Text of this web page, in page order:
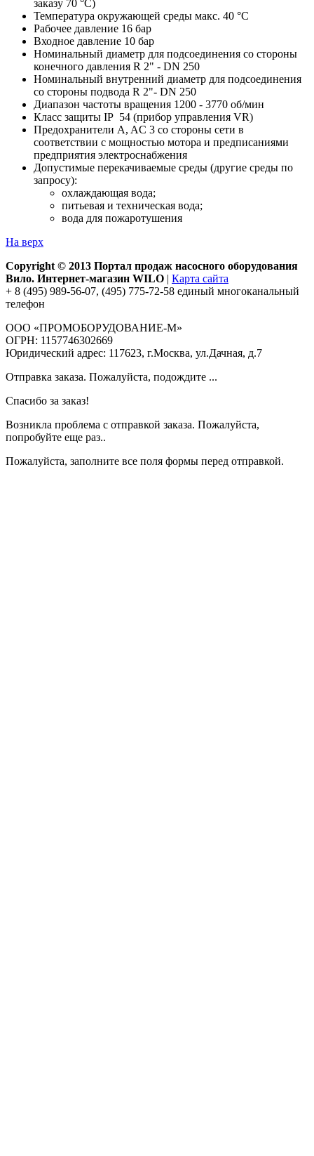
заказу 70 °C)
Температура окружающей среды макс. 40 °C
Рабочее давление 16 бар
Входное давление 10 бар
Номинальный диаметр для подсоединения со стороны
конечного давления R 2" - DN 250
Номинальный внутренний диаметр для подсоединения
со стороны подвода R 2"- DN 250
Диапазон частоты вращения 1200 - 3770 об/мин
Класс защиты IP 54 (прибор управления VR)
Предохранители A, AC 3 со стороны сети в
соответствии с мощностью мотора и предписаниями
предприятия электроснабжения
Допустимые перекачиваемые среды (другие среды по
запросу):
охлаждающая вода;
питьевая и техническая вода;
вода для пожаротушения
На верх
Copyright © 2013 Портал продаж насосного оборудования
Вило. Интернет-магазин WILO | Карта сайта
+ 8 (495) 989-56-07, (495) 775-72-58 единый многоканальный
телефон
ООО «ПРОМОБОРУДОВАНИЕ-М»
ОГРН: 1157746302669
Юридический адрес: 117623, г.Москва, ул.Дачная, д.7
Отправка заказа. Пожалуйста, подождите ...
Спасибо за заказ!
Возникла проблема с отправкой заказа. Пожалуйста,
попробуйте еще раз..
Пожалуйста, заполните все поля формы перед отправкой.